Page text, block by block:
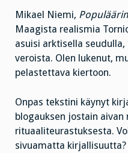
Mikael Niemi,
Maagista realismia
asuisi arktisella
veroista. Olen lukenut,
pelastettava kiertoon.
Onpas tekstini käynyt
blogauksen jostain aivan
rituaaliteurastuksesta.
sivuamatta kirjallisuutta?